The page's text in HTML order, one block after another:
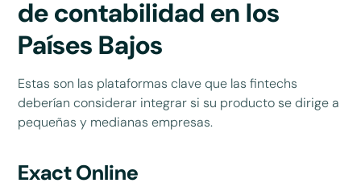
de contabilidad en los
Países Bajos
Estas son las plataformas clave que las fintechs
deberían considerar integrar si su producto se dirige a
pequeñas y medianas empresas.
Exact Online